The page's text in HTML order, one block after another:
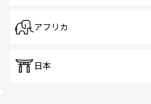
アフリカ
日本